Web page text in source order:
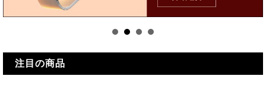
注目の商品